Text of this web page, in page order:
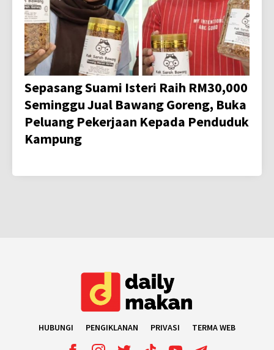
Sepasang Suami Isteri Raih RM30,000
Seminggu Jual Bawang Goreng, Buka
Peluang Pekerjaan Kepada Penduduk
Kampung
HUBUNGI PENGIKLANAN PRIVASI TERMA WEB